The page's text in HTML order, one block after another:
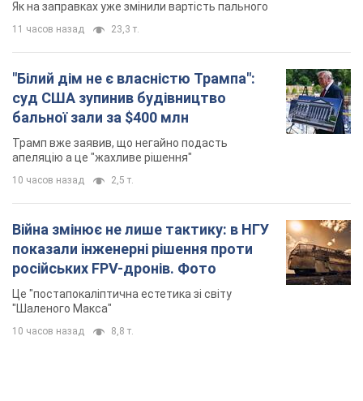
Як на заправках уже змінили вартість пального
11 часов назад 23,3 т.
"Білий дім не є власністю Трампа":
суд США зупинив будівництво
бальної зали за $400 млн
Трамп вже заявив, що негайно подасть
апеляцію а це "жахливе рішення"
10 часов назад 2,5 т.
Війна змінює не лише тактику: в НГУ
показали інженерні рішення проти
російських FPV-дронів. Фото
Це "постапокаліптична естетика зі світу
"Шаленого Макса"
10 часов назад 8,8 т.